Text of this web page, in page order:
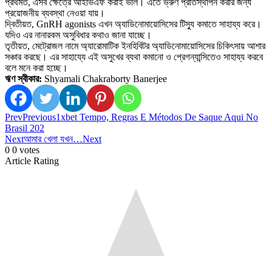
প্রথমত, এসব ক্ষেত্রে আইভিএফ করাই ভাল। এতে ভ্রুণ প্রতিস্থাপন করার জন্য
প্রয়োজনীয় ব্যবস্থা নেওয়া যায়।
দ্বিতীয়ত, GnRH agonists এখন অ্যাডিনোমায়োসিসের টিস্যু কমাতে সাহায্য করে।
যদিও এর নানারকম অসুবিধার কথাও জানা যাচ্ছে।
তৃতীয়ত, মেট্রোজল নামে অ্যারোমাটিক ইনহিবিটর অ্যাডিনোমায়োসিসের চিকিৎসায় আশার
সঞ্চার করছে। এর সাহায্যে এই অসুখের ব্যথা কমানো ও প্রেগন্যান্সিতেও সাহায্য করবে
বলে মনে করা হচ্ছে।
ঋণ স্বীকার: Shyamali Chakraborty Banerjee
PrevPrevious1xbet Tempo, Regras E Métodos De Saque Aqui No
Brasil 202
Nextআমার খেলা যখন…Next
0 0 votes
Article Rating